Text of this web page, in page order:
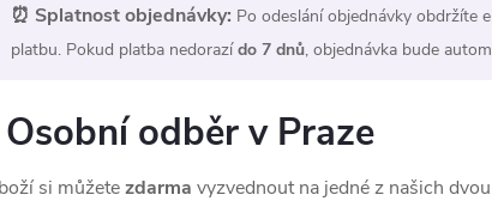
⏰ Splatnost objednávky: Po odeslání objednávky obdržíte
platbu. Pokud platba nedorazído 7 dnů, objednávka bude
Osobní odběr v Praze
si můžetezdarma vyzvednout na jedné z našich